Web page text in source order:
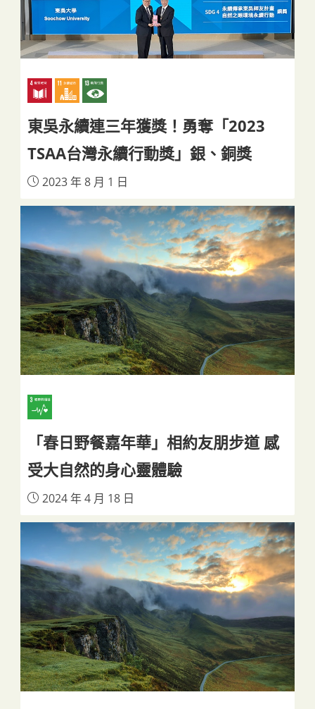
東吳永續連三年獲獎！勇奪「2023
TSAA台灣永續行動獎」銀、銅獎
2023 年 8 月 1 日
「春日野餐嘉年華」相約友朋步道 感
受大自然的身心靈體驗
2024 年 4 月 18 日